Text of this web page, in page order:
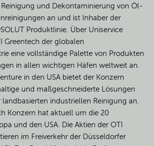
und Dekontaminierung von Öl-
an und ist Inhaber der
Produktlinie. Über Uniservice
Greentech der globalen
eine vollständige Palette von Produkten
in allen wichtigen Häfen weltweit an.
in den USA bietet der Konzern
und maßgeschneiderte Lösungen
industriellen Reinigung an.
Konzern hat aktuell um die 20
und den USA. Die Aktien der OTI
im Freiverkehr der Düsseldorfer